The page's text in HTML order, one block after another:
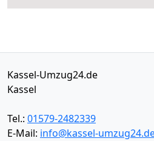
Kassel-Umzug24.de
Kassel
Tel.: 01579-2482339
E-Mail: info@kassel-